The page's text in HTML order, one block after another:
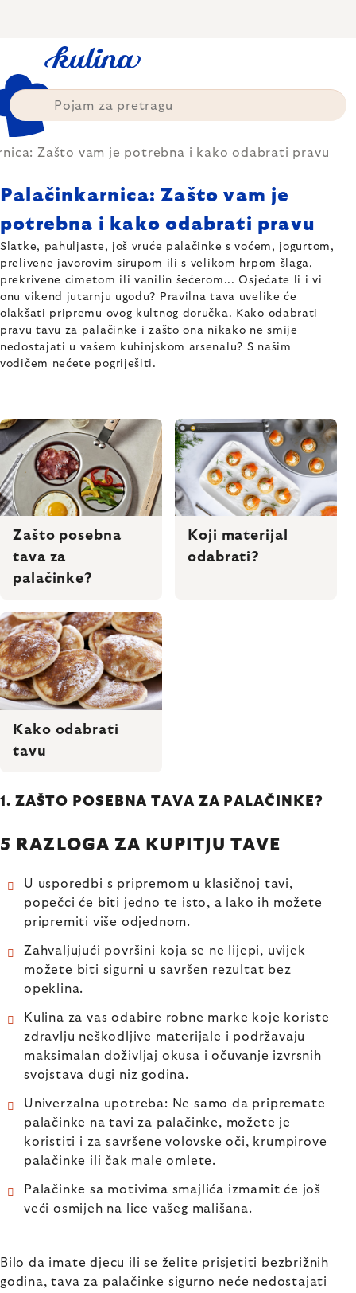
Zašto vam je potrebna i kako odabrati pravu
Palačinkarnica: Zašto vam je
potrebna i kako odabrati pravu
Slatke, pahuljaste, još vruće palačinke s voćem, jogurtom,
prelivene javorovim sirupom ili s velikom hrpom šlaga,
prekrivene cimetom ili vanilin šećerom... Osjećate li i vi
onu vikend jutarnju ugodu? Pravilna tava uvelike će
olakšati pripremu ovog kultnog doručka. Kako odabrati
pravu tavu za palačinke i zašto ona nikako ne smije
nedostajati u vašem kuhinjskom arsenalu? S našim
vodičem nećete pogriješiti.
Zašto posebna
tava za
palačinke?
Koji materijal
odabrati?
Kako odabrati
tavu
1. ZAŠTO POSEBNA TAVA ZA PALAČINKE?
5 RAZLOGA ZA KUPITJU TAVE
U usporedbi s pripremom u klasičnoj tavi,
popečci će biti jedno te isto, a lako ih možete
pripremiti više odjednom.
Zahvaljujući površini koja se ne lijepi, uvijek
možete biti sigurni u savršen rezultat bez
opeklina.
Kulina za vas odabire robne marke koje koriste
zdravlju neškodljive materijale i podržavaju
maksimalan doživljaj okusa i očuvanje izvrsnih
svojstava dugi niz godina.
Univerzalna upotreba: Ne samo da pripremate
palačinke na tavi za palačinke, možete je
koristiti i za savršene volovske oči, krumpirove
palačinke ili čak male omlete.
Palačinke sa motivima smajlića izmamit će još
veći osmijeh na lice vašeg mališana.
Bilo da imate djecu ili se želite prisjetiti bezbrižnih
godina, tava za palačinke sigurno neće nedostajati